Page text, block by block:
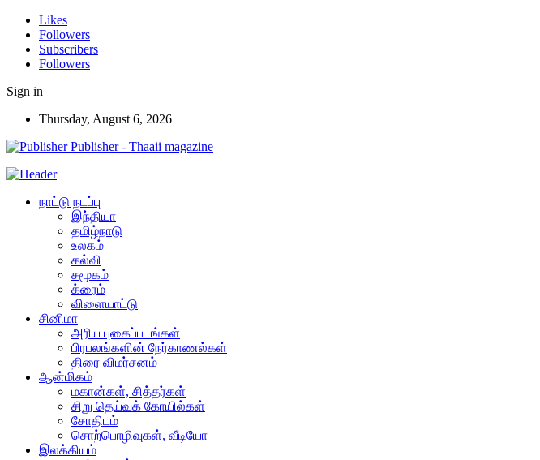
Likes
Followers
Subscribers
Followers
Sign in
Thursday, August 6, 2026
Publisher - Thaaii magazine
நாட்டு நடப்பு
இந்தியா
தமிழ்நாடு
உலகம்
கல்வி
சமூகம்
க்ரைம்
விளையாட்டு
சினிமா
அரிய புகைப்படங்கள்
பிரபலங்களின் நேர்காணல்கள்
திரை விமர்சனம்
ஆன்மிகம்
மகான்கள், சித்தர்கள்
சிறு தெய்வக் கோயில்கள்
சோதிடம்
சொற்பொழிவுகள், வீடியோ
இலக்கியம்